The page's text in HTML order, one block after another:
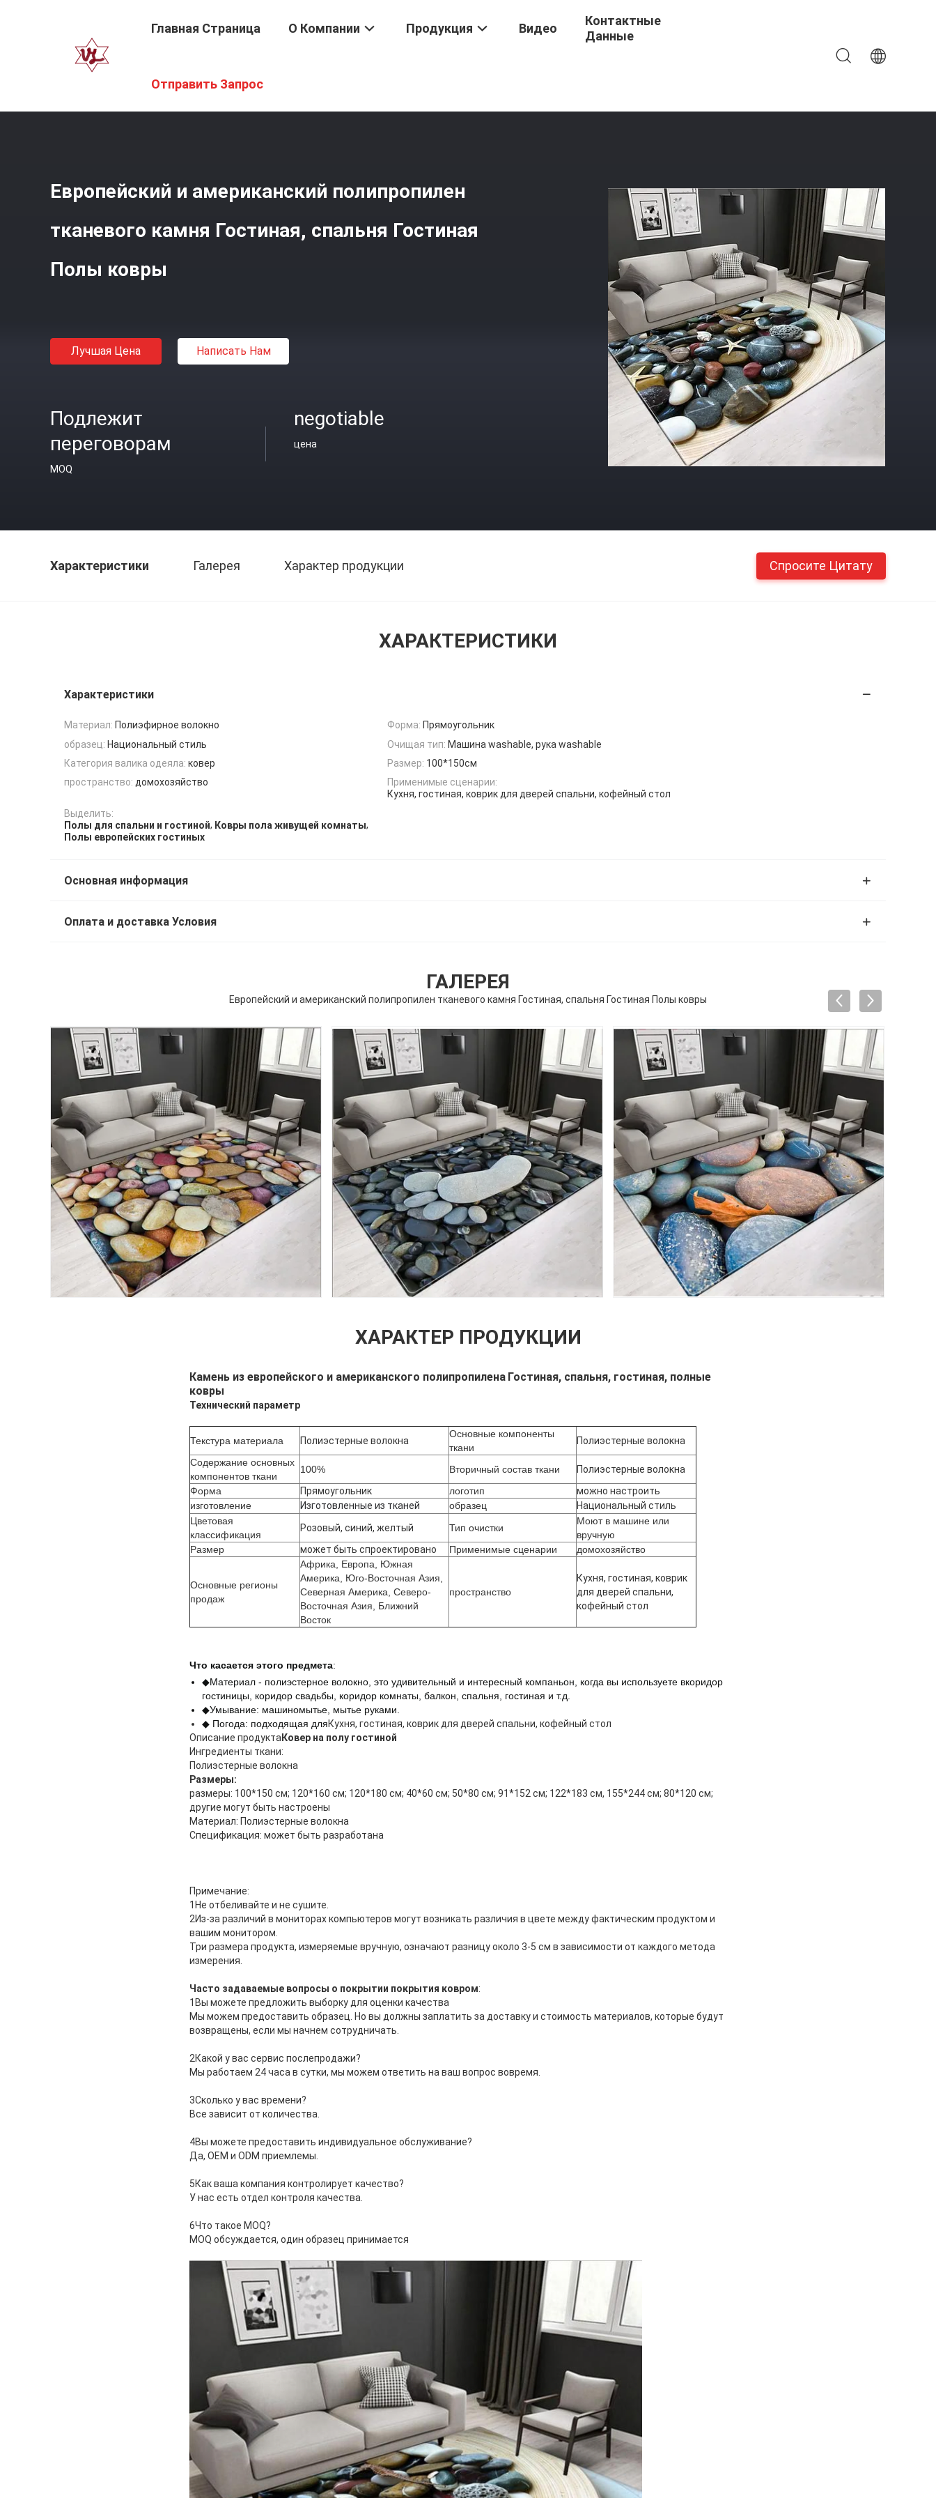
Главная Страница О Компании Продукция Видео
Контактные
Данные
Отправить Запрос
Главная Страница
Европейский и американский полипропилен
тканевого камня Гостиная, спальня Гостиная
Полы ковры
Лучшая Цена Написать Нам
Подлежит
переговорам
MOQ
negotiable
цена
Характеристики Галерея Характер продукции Спросите Цитату
ХАРАКТЕРИСТИКИ
Характеристики
Материал: Полиэфирное волокно Форма: Прямоугольник
образец: Национальный стиль Очищая тип: Машина washable, рука washable
Категория валика одеяла: ковер Размер: 100*150см
пространство: домохозяйство
Применимые сценарии:
Кухня, гостиная, коврик для дверей спальни, кофейный стол
Выделить:
Полы для спальни и гостиной, Ковры пола живущей комнаты,
Полы европейских гостиных
Основная информация
Оплата и доставка Условия
ГАЛЕРЕЯ
Европейский и американский полипропилен тканевого камня Гостиная, спальня Гостиная Полы ковры
ХАРАКТЕР ПРОДУКЦИИ
Камень из европейского и американского полипропилена Гостиная, спальня, гостиная, полные
ковры
Технический параметр
Текстура материала Полиэстерные волокна
Основные компоненты
ткани
Полиэстерные волокна
Содержание основных
компонентов ткани
100% Вторичный состав ткани
Полиэстерные волокна
Форма
Прямоугольник логотип
можно настроить
изготовление
Изготовленные из тканей образец
Национальный стиль
Цветовая
классификация
Розовый, синий, желтый Тип очистки
Моют в машине или
вручную
Размер
может быть спроектировано Применимые сценарии домохозяйство
Основные регионы
продаж
Африка, Европа, Южная
Америка, Юго-Восточная Азия,
Северная Америка, Северо-
Восточная Азия, Ближний
Восток
пространство
Кухня, гостиная, коврик
для дверей спальни,
кофейный стол
Что касается этого предмета:
◆Материал - полиэстерное волокно, это удивительный и интересный компаньон, когда вы используете вкоридор
гостиницы, коридор свадьбы, коридор комнаты, балкон, спальня, гостиная и т.д.
◆Умывание: машиномытье, мытье руками.
◆ Погода: подходящая дляКухня, гостиная, коврик для дверей спальни, кофейный стол
Описание продуктаКовер на полу гостиной
Ингредиенты ткани:
Полиэстерные волокна
Размеры:
размеры: 100*150 см; 120*160 см; 120*180 см; 40*60 см; 50*80 см; 91*152 см; 122*183 см, 155*244 см; 80*120 см;
другие могут быть настроены
Материал: Полиэстерные волокна
Спецификация: может быть разработана
Примечание:
1Не отбеливайте и не сушите.
2Из-за различий в мониторах компьютеров могут возникать различия в цвете между фактическим продуктом и
вашим монитором.
Три размера продукта, измеряемые вручную, означают разницу около 3-5 см в зависимости от каждого метода
измерения.
Часто задаваемые вопросы о покрытии покрытия ковром:
1Вы можете предложить выборку для оценки качества
Мы можем предоставить образец. Но вы должны заплатить за доставку и стоимость материалов, которые будут
возвращены, если мы начнем сотрудничать.
2Какой у вас сервис послепродажи?
Мы работаем 24 часа в сутки, мы можем ответить на ваш вопрос вовремя.
3Сколько у вас времени?
Все зависит от количества.
4Вы можете предоставить индивидуальное обслуживание?
Да, OEM и ODM приемлемы.
5Как ваша компания контролирует качество?
У нас есть отдел контроля качества.
6Что такое MOQ?
MOQ обсуждается, один образец принимается